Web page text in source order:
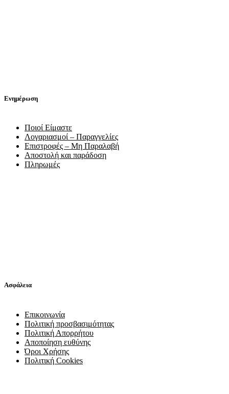
Ενημέρωση
Ποιοί Είμαστε
Λογαριασμοί – Παραγγελίες
Επιστροφές – Μη Παραλαβή
Αποστολή και παράδοση
Πληρωμές
Ασφάλεια
Επικοινωνία
Πολιτική προσβασιμότητας
Πολιτική Απορρήτου
Αποποίηση ευθύνης
Όροι Χρήσης
Πολιτική Cookies